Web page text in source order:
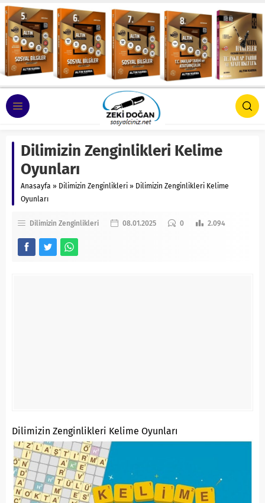
Dilimizin Zenginlikleri Kelime
Oyunları
Anasayfa » Dilimizin Zenginlikleri » Dilimizin Zenginlikleri Kelime
Oyunları
Dilimizin Zenginlikleri 08.01.2025 0 2.094
Dilimizin Zenginlikleri Kelime Oyunları